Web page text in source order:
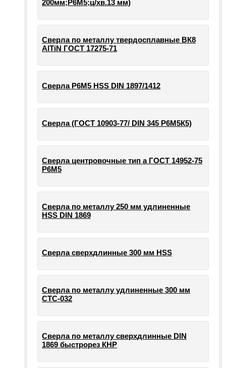
200мм;Р6М5;ц/хв.13 мм)
Сверла по металлу твердосплавные ВК8
AlTiN ГОСТ 17275-71
Сверла Р6М5 HSS DIN 1897/1412
Сверла (ГОСТ 10903-77/ DIN 345 Р6М5К5)
Сверла центровочные тип а ГОСТ 14952-75
Р6М5
Сверла по металлу 250 мм удлиненные
HSS DIN 1869
Сверла сверхдлинные 300 мм HSS
Сверла по металлу удлиненные 300 мм
СТС-032
Сверла по металлу сверхдлинные DIN
1869 быстрорез КНР